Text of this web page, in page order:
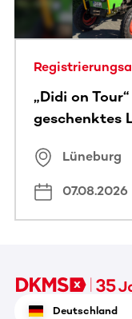
„Didi on
geschenktes
Lüneburg
07.08.2026
Deutschland